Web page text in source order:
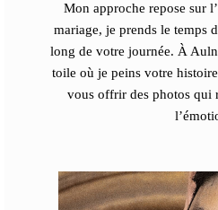
Mon approche repose sur
mariage, je prends le temps
long de votre journée. À
toile où je peins votre
vous offrir des photos qui